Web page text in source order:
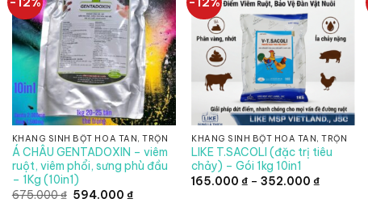
KHÁNG SINH BỘT HÒA TAN, TRỘN
Á CHÂU GENTADOXIN – viêm
ruột, viêm phổi, sưng phù đầu
– 1Kg (10in1)
675.000₫ Giá
594.000 ₫Giá
KHÁNG SINH BỘT HÒA TAN, TRỘN
LIKE T.SACOLI (đặc trị tiêu
chảy) – Gói 1kg 10in1
165.000₫ – 352.000₫Khoảng